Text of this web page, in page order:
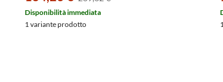
Disponibilità immediata
1 variante prodotto